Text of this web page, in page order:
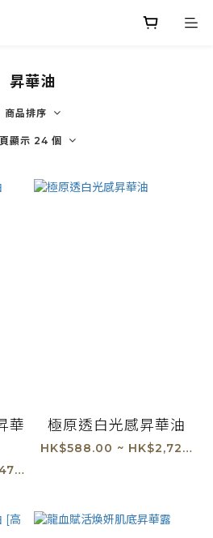
昇華油
商品排序
顯示 24 個
華
HK$838.00 ~ HK$3,470.00
極原透白光感昇華油
HK$588.00 ~ HK$2,720.00